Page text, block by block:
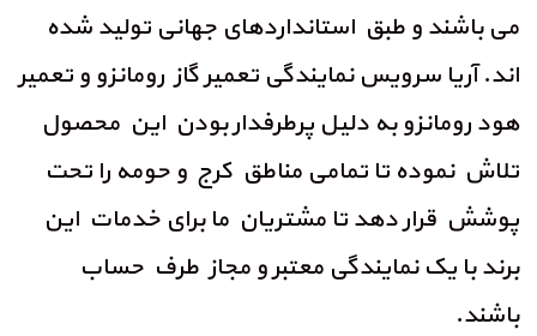
می باشند و طبق استانداردهای جهانی تولید شده
اند. آریا سرویس نمایندگی تعمیر گاز رومانزو و تعمیر
هود رومانزو به دلیل پرطرفدار بودن این محصول
تلاش نموده تا تمامی مناطق کرج و حومه را تحت
پوشش قرار دهد تا مشتریان ما برای خدمات این
برند با یک نمایندگی معتبر و مجاز طرف حساب
باشند.